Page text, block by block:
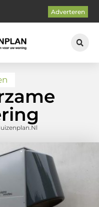
Adverteren